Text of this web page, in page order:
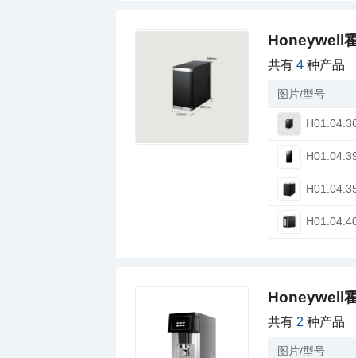
Honeywell
共有4 种产品
图片/型号
Honeywell
共有 2 种产品
图片/型号